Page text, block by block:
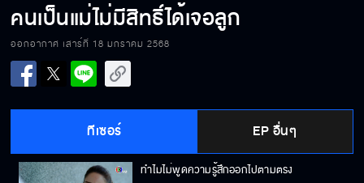
คนเป็นแม่ไม่มีสิทธิ์ได้เจอลูก
ออกอากาศ เสาร์ที่ 18 มกราคม 2568
ทีเซอร์ EP อื่นๆ
ทำไมไม่พูดความรู้สึกออกไปตามตรง